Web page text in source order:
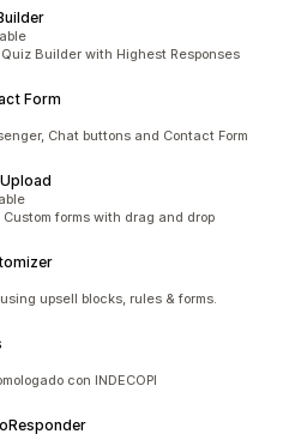
Builder with Highest Responses
Form
Chat buttons and Contact Form
Custom forms with drag and drop
upsell blocks, rules & forms.
con INDECOPI